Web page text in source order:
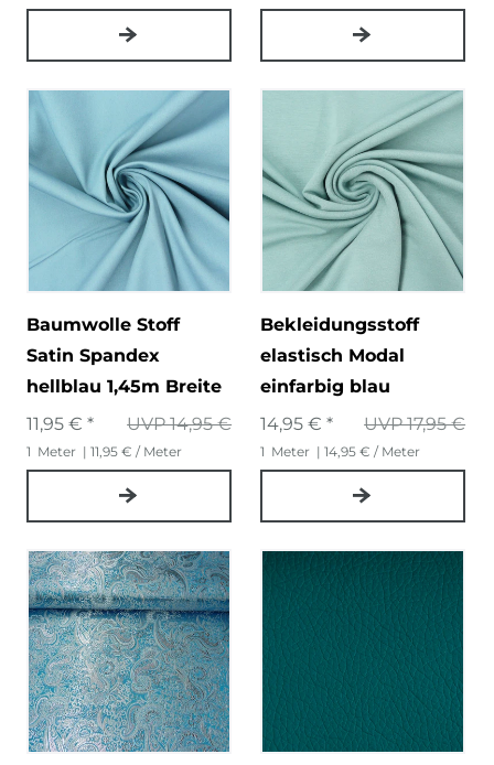
Baumwolle Stoff
Satin Spandex
hellblau 1,45m Breite
UVP 14,95 €
11,95 € *
1 Meter | 11,95 € / Meter
Bekleidungsstoff
elastisch Modal
einfarbig blau
UVP 17,95 €
14,95 € *
1 Meter | 14,95 € / Meter